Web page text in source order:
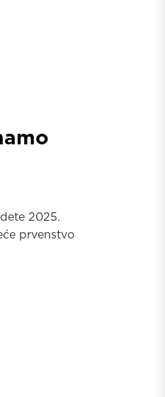
2025.
prvenstvo